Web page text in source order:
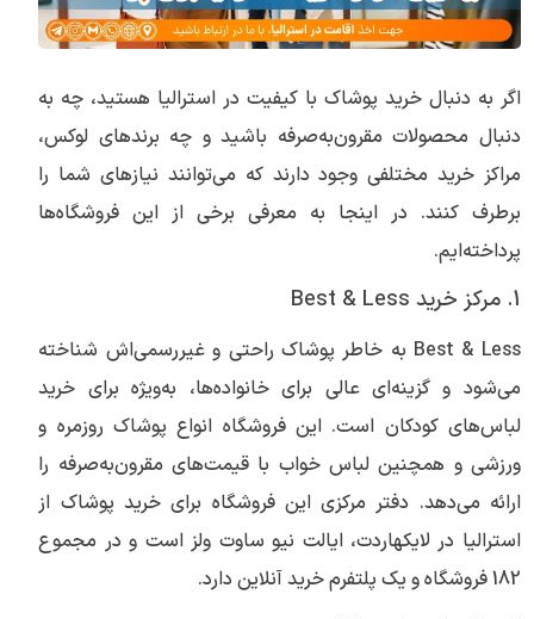
اگر به دنبال خرید پوشاک با کیفیت در استرالیا هستید، چه به
دنبال محصولات مقرون‌به‌صرفه باشید و چه برندهای لوکس،
مراکز خرید مختلفی وجود دارند که می‌توانند نیازهای شما را
برطرف کنند. در اینجا به معرفی برخی از این فروشگاه‌ها
پرداخته‌ایم.
1. مرکز خرید Best & Less
Best & Less به خاطر پوشاک راحتی و غیررسمی‌اش شناخته
می‌شود و گزینه‌ای عالی برای خانواده‌ها، به‌ویژه برای خرید
لباس‌های کودکان است. این فروشگاه انواع پوشاک روزمره و
ورزشی و همچنین لباس خواب با قیمت‌های مقرون‌به‌صرفه را
ارائه می‌دهد. دفتر مرکزی این فروشگاه برای خرید پوشاک از
استرالیا در لایکهاردت، ایالت نیو ساوت ولز است و در مجموع
182 فروشگاه و یک پلتفرم خرید آنلاین دارد.